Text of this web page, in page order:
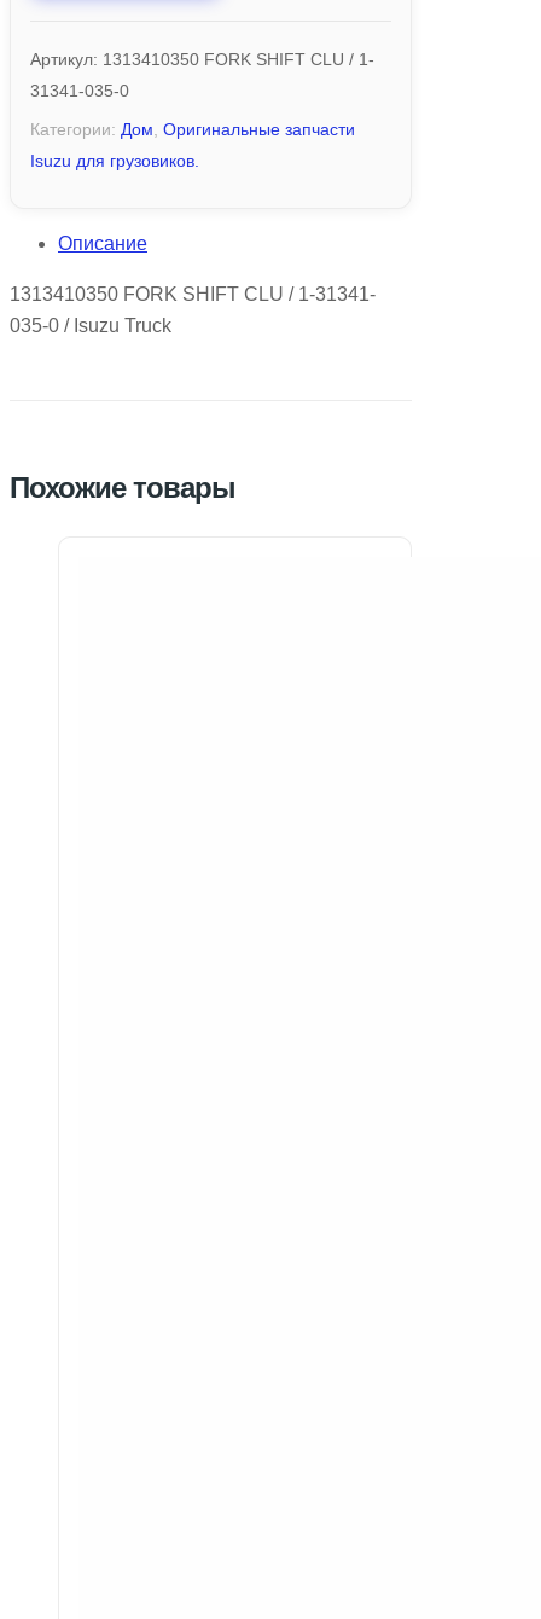
Артикул: 1313410350 FORK SHIFT CLU / 1-
31341-035-0
Категории: Дом Оригинальные запчасти
Isuzu для грузовиков.
Описание
1313410350 FORK SHIFT CLU / 1-31341-
035-0 / Isuzu Truck
Похожие товары